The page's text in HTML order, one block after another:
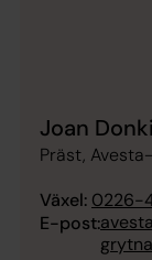
Joan
Präst,
Växel: 0226-
E-post: